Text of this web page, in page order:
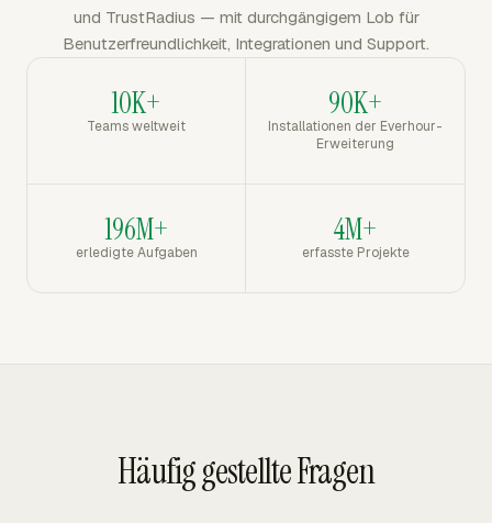
und TrustRadius — mit durchgängigem Lob für
Benutzerfreundlichkeit, Integrationen und Support.
10K+
Teams weltweit
90K+
Installationen der Everhour-
Erweiterung
196M+
erledigte Aufgaben
4M+
erfasste Projekte
Häufig gestellte Fragen